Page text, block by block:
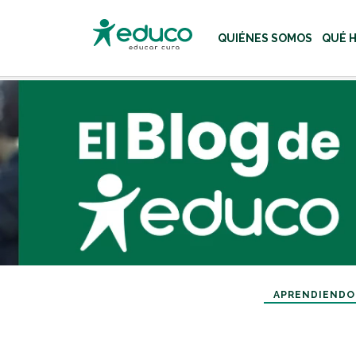
Usa las teclas Tab o
QUIÉNES SOMOS QUÉ